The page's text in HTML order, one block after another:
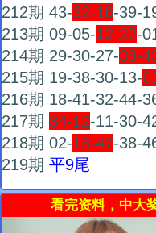
212期 43-32-16-39-
213期 09-05-12-22-
214期 29-30-27-38-
215期 19-38-30-13-
216期 18-41-32-44-
217期 34-12-11-30-
218期 02-13-47-38-
219期 平9尾
看完资料，中大